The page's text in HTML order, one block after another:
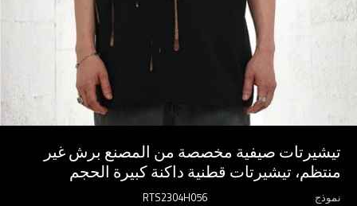
تيشيرتات صيفية مخصصة من المصنع برش غير
منتظم، تيشيرتات قطنية داكنة كبيرة الحجم
نموذج RTS2304H056